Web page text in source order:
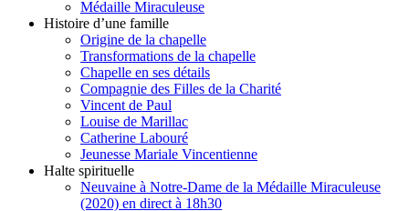
Médaille Miraculeuse
Histoire d’une famille
Origine de la chapelle
Transformations de la chapelle
Chapelle en ses détails
Compagnie des Filles de la Charité
Vincent de Paul
Louise de Marillac
Catherine Labouré
Jeunesse Mariale Vincentienne
Halte spirituelle
Neuvaine à Notre-Dame de la Médaille Miraculeuse
(2020) en direct à 18h30